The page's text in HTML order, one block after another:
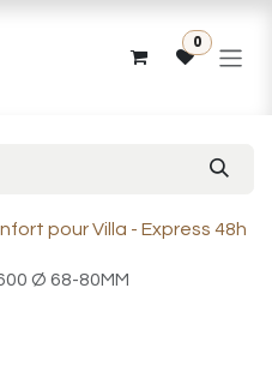
0
pour Villa - Express 48h
Ø 68-80MM